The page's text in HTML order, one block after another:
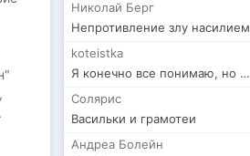
Николай Берг
Непротивление злу насилием
koteistka
Я конечно все понимаю, но я не понимаю ничего! Почему авторов женщин нет в топах? НЕ прикольно...
Солярис
Васильки и грамотеи
Андреа Болейн